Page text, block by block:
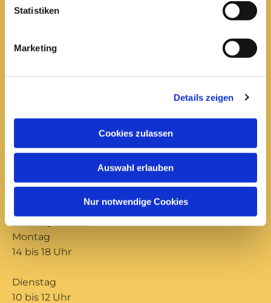
Statistiken
Marketing
Details zeigen
Cookies zulassen
Auswahl erlauben
Nur notwendige Cookies
Mittwoch
Unterpörlitzer Str. 15
03677 202571
Montag
14 bis 18 Uhr
Dienstag
10 bis 12 Uhr